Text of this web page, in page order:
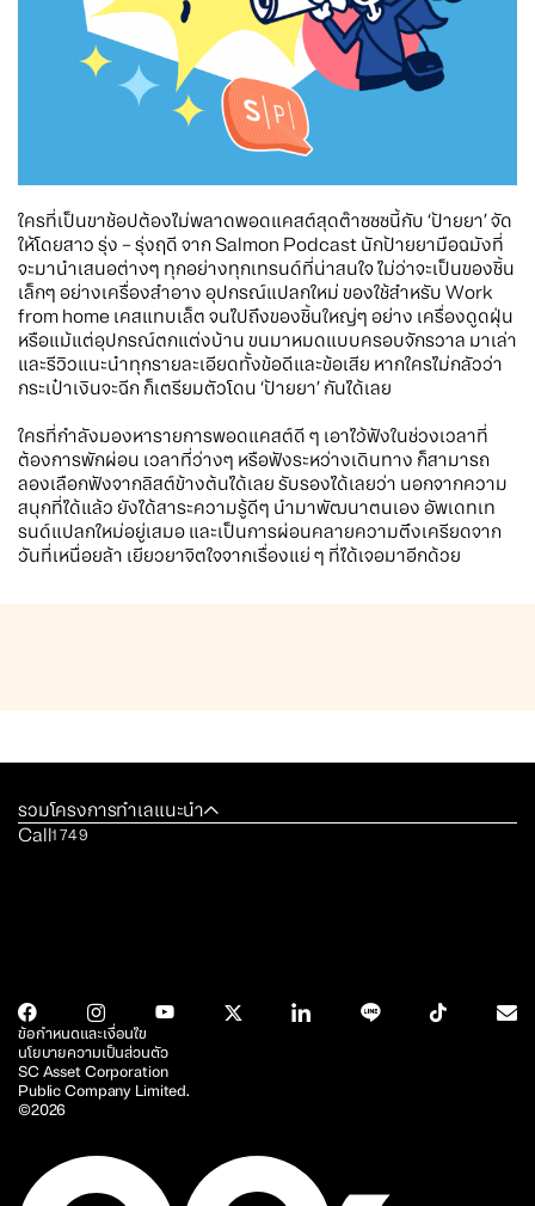
ใครที่เป็นขาช้อปต้องไม่พลาดพอดแคสต์สุดต๊าซซซนี้กับ ‘ป้ายยา’ จัด
ให้โดยสาว รุ่ง – รุ่งฤดี จาก Salmon Podcast นักป้ายยามือฉมังที่
จะมานำเสนอต่างๆ ทุกอย่างทุกเทรนด์ที่น่าสนใจ ไม่ว่าจะเป็นของชิ้น
เล็กๆ อย่างเครื่องสำอาง อุปกรณ์แปลกใหม่ ของใช้สำหรับ Work
from home เคสแทบเล็ต จนไปถึงของชิ้นใหญ่ๆ อย่าง เครื่องดูดฝุ่น
หรือแม้แต่อุปกรณ์ตกแต่งบ้าน ขนมาหมดแบบครอบจักรวาล มาเล่า
และรีวิวแนะนำทุกรายละเอียดทั้งข้อดีและข้อเสีย หากใครไม่กลัวว่า
กระเป๋าเงินจะฉีก ก็เตรียมตัวโดน ‘ป้ายยา’ กันได้เลย
ใครที่กำลังมองหารายการพอดแคสต์ดี ๆ เอาไว้ฟังในช่วงเวลาที่
ต้องการพักผ่อน เวลาที่ว่างๆ หรือฟังระหว่างเดินทาง ก็สามารถ
ลองเลือกฟังจากลิสต์ข้างต้นได้เลย รับรองได้เลยว่า นอกจากความ
สนุกที่ได้แล้ว ยังได้สาระความรู้ดีๆ นำมาพัฒนาตนเอง อัพเดทเท
รนด์แปลกใหม่อยู่เสมอ และเป็นการผ่อนคลายความตึงเครียดจาก
วันที่เหนื่อยล้า เยียวยาจิตใจจากเรื่องแย่ ๆ ที่ได้เจอมาอีกด้วย
รวมโครงการทำเลแนะนำ
Call1749
SC Asset Corporation
Public Company Limited.
©2026
ข้อกำหนดและเงื่อนไข
นโยบายความเป็นส่วนตัว